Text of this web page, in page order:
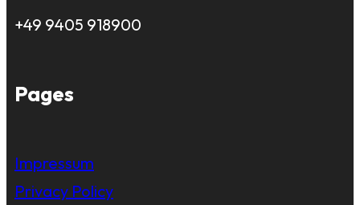
+49 9405 918900
Pages
Impressum
Privacy Policy